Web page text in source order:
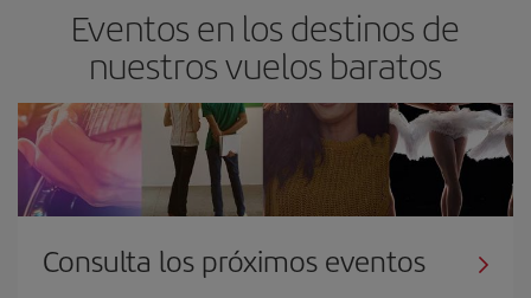
Eventos en los destinos de
nuestros vuelos baratos
Consulta los próximos eventos